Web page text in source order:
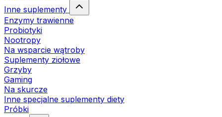
Inne suplementy
Enzymy trawienne
Probiotyki
Nootropy
Na wsparcie wątroby
Suplementy ziołowe
Grzyby
Gaming
Na skurcze
Inne specjalne suplementy diety
Próbki